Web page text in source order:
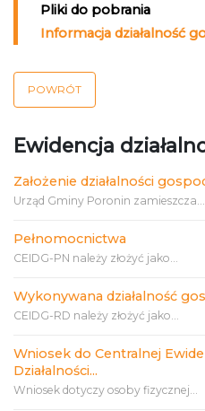
Ewidencja
Założenie działalności
Urząd Gminy Poronin zamieszcza...
Pełnomocnictwa
CEIDG-PN należy złożyć jako...
Wykonywana działalność
CEIDG-RD należy złożyć jako...
Wniosek do Centralnej
Działalności...
Wniosek dotyczy osoby fizycznej...
Pliki do pobrania
Informacja działalność
POWRÓT